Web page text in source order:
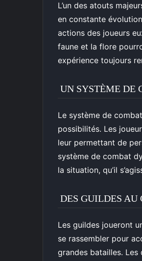
L’un des atouts
en constante
actions des joueurs
faune et la flore
expérience toujours
UN SYSTÈME DE
Le système de
possibilités. Les
leur permettant de
système de combat
la situation, qu’il
DES GUILDES
Les guildes joueront
se rassembler pour
grandes batailles. Les